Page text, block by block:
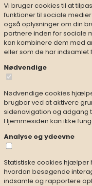
Vi bruger cookies til at
funktioner til sociale
også oplysninger om din
partnere inden for sociale
kan kombinere dem med
eller som de har indsamlet
Nødvendige
Nødvendige cookies
brugbar ved at aktivere
sidenavigation og adgang
Hjemmesiden kan ikke
Analyse og ydeevne
Statistiske cookies hjælper
hvordan besøgende
indsamle og rapportere